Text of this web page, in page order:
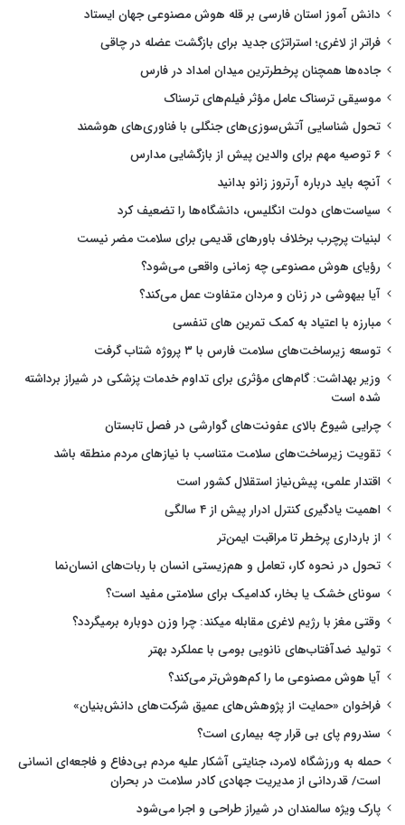
دانش آموز استان فارسی بر قله هوش مصنوعی جهان ایستاد
فراتر از لاغری؛ استراتژی جدید برای بازگشت عضله در چاقی
جاده‌ها همچنان پرخطرترین میدان امداد در فارس
موسیقی ترسناک عامل مؤثر فیلم‌های ترسناک
تحول شناسایی آتش‌سوزی‌های جنگلی با فناوری‌های هوشمند
۶ توصیه مهم برای والدین پیش از بازگشایی مدارس
آنچه باید درباره آرتروز زانو بدانید
سیاست‌های دولت انگلیس، دانشگاه‌ها را تضعیف کرد
لبنیات پرچرب برخلاف باورهای قدیمی برای سلامت مضر نیست
رؤیای هوش مصنوعی چه زمانی واقعی می‌شود؟
آیا بیهوشی در زنان و مردان متفاوت عمل می‌کند؟
مبارزه با اعتیاد به کمک تمرین های تنفسی
توسعه زیرساخت‌های سلامت فارس با ۳ پروژه شتاب گرفت
وزیر بهداشت: گام‌های مؤثری برای تداوم خدمات پزشکی در شیراز برداشته
شده است
چرایی شیوع بالای عفونت‌های گوارشی در فصل تابستان
تقویت زیرساخت‌های سلامت متناسب با نیازهای مردم منطقه باشد
اقتدار علمی، پیش‌نیاز استقلال کشور است
اهمیت یادگیری کنترل ادرار پیش از ۴ سالگی
از بارداری پرخطر تا مراقبت ایمن‌تر
تحول در نحوه کار، تعامل و هم‌زیستی انسان با ربات‌های انسان‌نما
سونای خشک یا بخار، کدامیک برای سلامتی مفید است؟
وقتی مغز با رژیم لاغری مقابله میکند: چرا وزن دوباره برمیگردد؟
تولید ضدآفتاب‌های نانویی بومی با عملکرد بهتر
آیا هوش مصنوعی ما را کم‌هوش‌تر می‌کند؟
فراخوان «حمایت از پژوهش‌های عمیق شرکت‌های دانش‌بنیان»
سندروم پای بی قرار چه بیماری است؟
حمله به ورزشگاه لامرد، جنایتی آشکار علیه مردم بی‌دفاع و فاجعه‌ای انسانی
است/ قدردانی از مدیریت جهادی کادر سلامت در بحران
پارک ویژه سالمندان در شیراز طراحی و اجرا می‌شود